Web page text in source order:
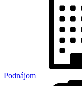
Podnájom